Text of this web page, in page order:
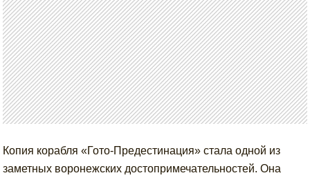
Копия корабля «Гото-Предестинация» стала одной из
заметных воронежских достопримечательностей. Она